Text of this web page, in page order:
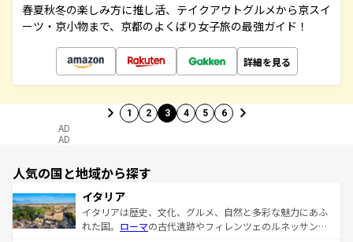
春夏秋冬の楽しみ方に推し活、テイクアウトグルメから京スイ
ーツ・京小物まで、京都のよくばり女子旅の最強ガイド！
詳細を見る
1 2 3 4 5 6
AD
AD
人気の国と地域から探す
イタリア
イタリアは歴史、文化、グルメ、自然と多彩な魅力にあふ
れた国。 ローマの古代遺跡やフィレンツェのルネッサンス